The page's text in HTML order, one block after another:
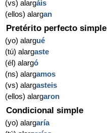
(vs) alargáis
(ellos) alargan
Pretérito perfecto simple
(yo) alargué
(tú) alargaste
(él) alargó
(ns) alargamos
(vs) alargasteis
(ellos) alargaron
Condicional simple
(yo) alargaría